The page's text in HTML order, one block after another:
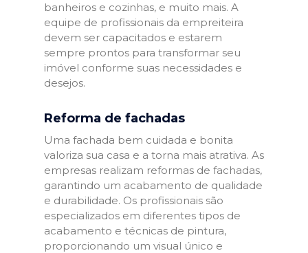
banheiros e cozinhas, e muito mais. A
equipe de profissionais da empreiteira
devem ser capacitados e estarem
sempre prontos para transformar seu
imóvel conforme suas necessidades e
desejos.
Reforma de fachadas
Uma fachada bem cuidada e bonita
valoriza sua casa e a torna mais atrativa. As
empresas realizam reformas de fachadas,
garantindo um acabamento de qualidade
e durabilidade. Os profissionais são
especializados em diferentes tipos de
acabamento e técnicas de pintura,
proporcionando um visual único e